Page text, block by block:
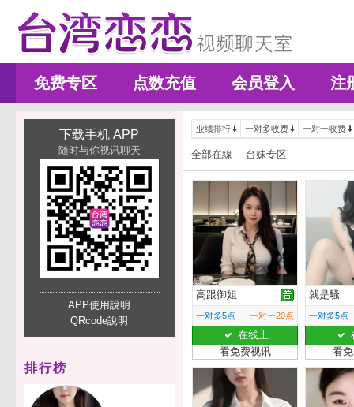
免费专区 点数充值 会员登入 注
下载手机 APP
随时与你视讯聊天
APP使用說明
QRcode說明
排行榜
业绩排行 一对多收费 一对一收费
全部在線 台妹专区
高跟御姐
一对多5点 一对一20点
在线上
看免费视讯
就是騷
一对多5点
看